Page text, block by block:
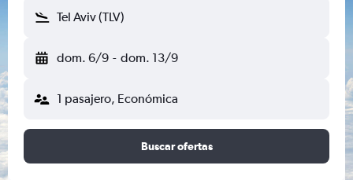
Tel Aviv (TLV)
dom. 6/9 - dom. 13/9
1 pasajero, Económica
Buscar ofertas